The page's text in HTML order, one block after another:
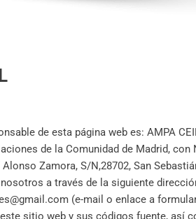
de esta página web es: AMPA
de la Comunidad de Madrid, con
Zamora, S/N,28702, San
a través de la siguiente
(e-mail o enlace a
sitio web y sus códigos fuente, así